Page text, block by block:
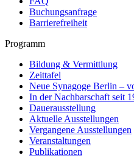
Buchungsanfrage
Barrierefreiheit
Programm
Bildung & Vermittlung
Zeittafel
Neue Synagoge Berlin –
In der Nachbarschaft seit
Dauerausstellung
Aktuelle Ausstellungen
Vergangene Ausstellungen
Veranstaltungen
Publikationen